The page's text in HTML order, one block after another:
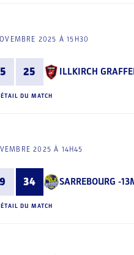
2025 À 15H30
25 ILLKIRCH
DU MATCH
2025 À 14H45
34 SARREBOURG -
DU MATCH